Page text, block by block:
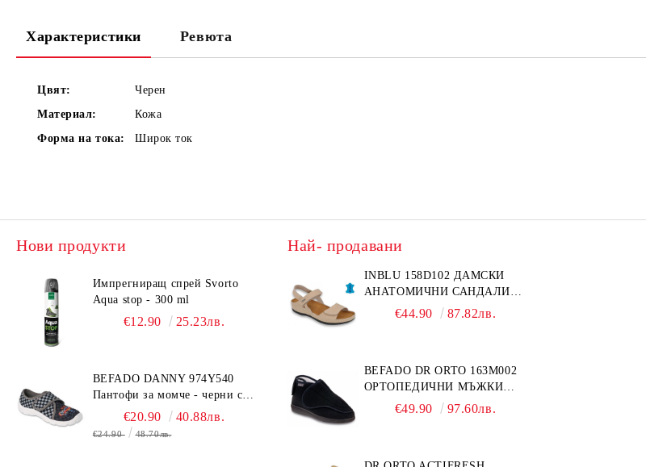
Характеристики Ревюта
Цвят:
Черен
Материал:
Кожа
Форма на тока:
Широк ток
Нови продукти
Импрегниращ спрей Svorto
Aqua stop - 300 ml
€12.90 25.23лв.
BEFADO DANNY 974Y540
Пантофи за момче - черни с
€20.90 40.88лв.
€24.90 48.70лв.
Най- продавани
INBLU 158D102 ДАМСКИ
АНАТОМИЧНИ САНДАЛИ
ОТ ЕСТЕСТВЕНА КОЖА,
€44.90 87.82лв.
BEFADO DR ORTO 163M002
ОРТОПЕДИЧНИ МЪЖКИ
ОБУВКИ ЗА ГИПСИРАН ИЛИ
€49.90 97.60лв.